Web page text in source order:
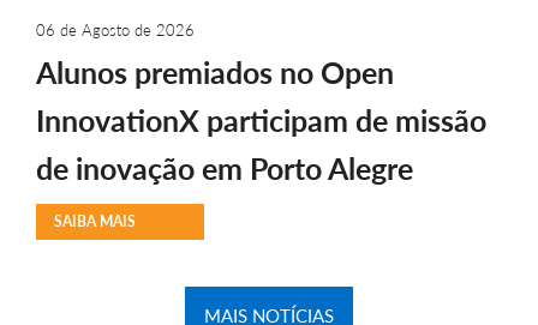
06 de Agosto de 2026
Alunos premiados no Open
InnovationX participam de missão
de inovação em Porto Alegre
SAIBA MAIS
MAIS NOTÍCIAS